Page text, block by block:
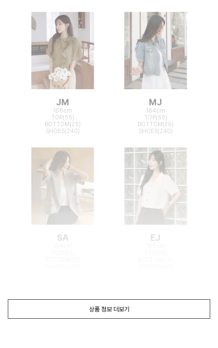
JM
166cm
TOP(55)
BOTTOM(25)
SHOES(240)
MJ
164cm
TOP(55)
BOTTOM(26)
SHOES(240)
SA EJ
상품 정보 더보기